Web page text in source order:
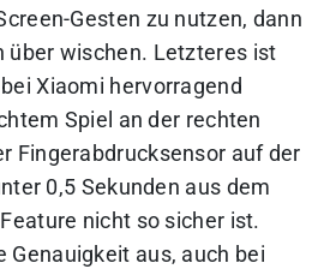
Gesten zu nutzen, dann
über wischen. Letzteres ist
Xiaomi hervorragend
Spiel an der rechten
Fingerabdrucksensor auf der
0,5 Sekunden aus dem
nicht so sicher ist.
Genauigkeit aus, auch bei